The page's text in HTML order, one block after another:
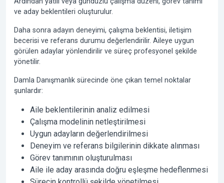
ve aday beklentileri oluşturulur.
Daha sonra adayın deneyimi, çalışma beklentisi, iletişim
becerisi ve referans durumu değerlendirilir. Aileye uygun
görülen adaylar yönlendirilir ve süreç profesyonel şekilde
yönetilir.
Damla Danışmanlık sürecinde öne çıkan temel noktalar
şunlardır:
Aile beklentilerinin analiz edilmesi
Çalışma modelinin netleştirilmesi
Uygun adayların değerlendirilmesi
Deneyim ve referans bilgilerinin dikkate alınması
Görev tanımının oluşturulması
Aile ile aday arasında doğru eşleşme hedeflenmesi